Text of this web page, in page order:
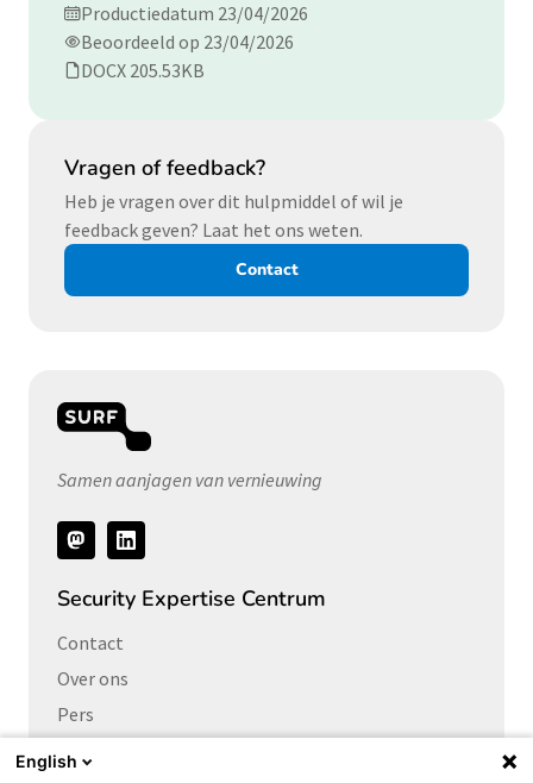
Productiedatum 23/04/2026
Beoordeeld op 23/04/2026
DOCX 205.53KB
Vragen of feedback?
Heb je vragen over dit hulpmiddel of wil je
feedback geven? Laat het ons weten.
Contact
Samen aanjagen van vernieuwing
Volg
ons
Security Expertise Centrum
Contact
Over ons
Pers
Vacatures
English